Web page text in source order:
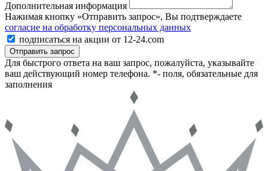
Дополнительная информация
Нажимая кнопку «Отправить запрос», Вы подтверждаете
согласие на обработку персональных данных
подписаться на акции от 12-24.com
Отправить запрос
Для быстрого ответа на ваш запрос, пожалуйста, указывайте
ваш действующий номер телефона. *- поля, обязательные для
заполнения